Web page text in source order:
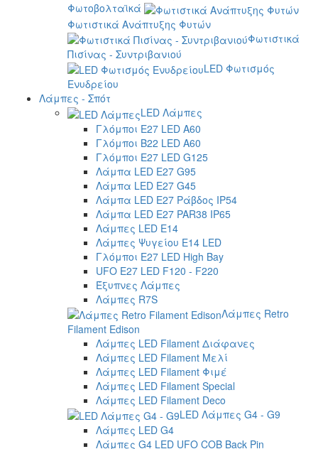
Φωτοβολταϊκά
Φωτιστικά Ανάπτυξης Φυτών
Φωτιστικά
Πισίνας - Συντριβανιού
LED Φωτισμός
Ενυδρείου
Λάμπες - Σπότ
LED Λάμπες
Γλόμποι E27 LED A60
Γλόμποι B22 LED A60
Γλόμποι E27 LED G125
Λάμπα LED E27 G95
Λάμπα LED E27 G45
Λάμπα LED E27 Ράβδος IP54
Λάμπα LED E27 PAR38 IP65
Λάμπες LED E14
Λάμπες Ψυγείου E14 LED
Γλόμποι E27 LED High Bay
UFO E27 LED F120 - F220
Έξυπνες Λάμπες
Λάμπες R7S
Λάμπες Retro
Filament Edison
Λάμπες LED Filament Διάφανες
Λάμπες LED Filament Μελί
Λάμπες LED Filament Φιμέ
Λάμπες LED Filament Special
Λάμπες LED Filament Deco
LED Λάμπες G4 - G9
Λάμπες LED G4
Λάμπες G4 LED UFO COB Back Pin